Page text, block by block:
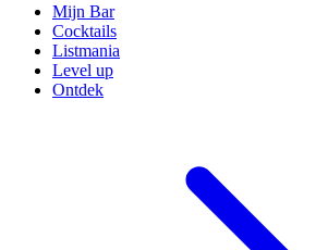
Mijn Bar
Cocktails
Listmania
Level up
Ontdek